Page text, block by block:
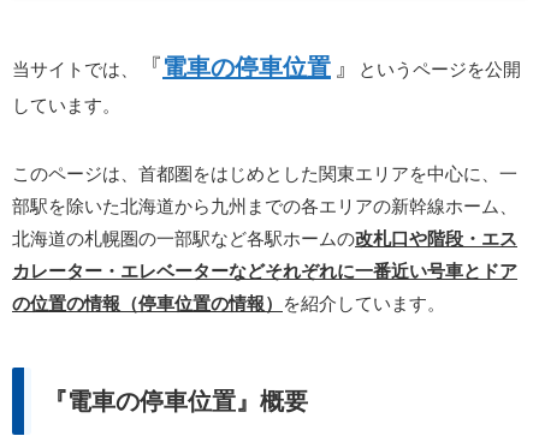
当サイトでは、 『電車の停車位置 』
というページを公開
しています。
このページは、首都圏をはじめとした関東エリアを中心に、一
部駅を除いた北海道から九州までの各エリアの新幹線ホーム、
北海道の札幌圏の一部駅など各駅ホームの改札口や階段・エス
カレーター・エレベーターなどそれぞれに一番近い号車とドア
の位置の情報（停車位置の情報）
を紹介しています。
『電車の停車位置』概要